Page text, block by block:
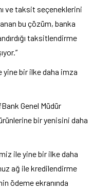
ve taksit seçeneklerini
bu çözüm, banka
taksitlendirme
yine bir ilke daha imza
Genel Müdür
bir yenisini daha
ile yine bir ilke daha
ağ ile kredilendirme
ödeme ekranında